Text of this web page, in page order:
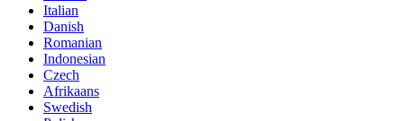
Italian
Danish
Romanian
Indonesian
Czech
Afrikaans
Swedish